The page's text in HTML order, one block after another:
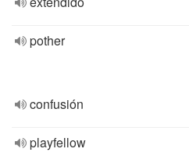
pother
confusión
playfellow